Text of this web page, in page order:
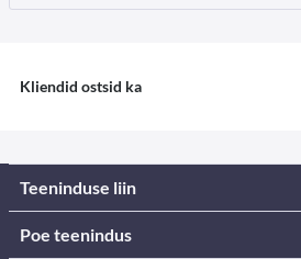
Kliendid ostsid ka
Teeninduse liin
Poe teenindus